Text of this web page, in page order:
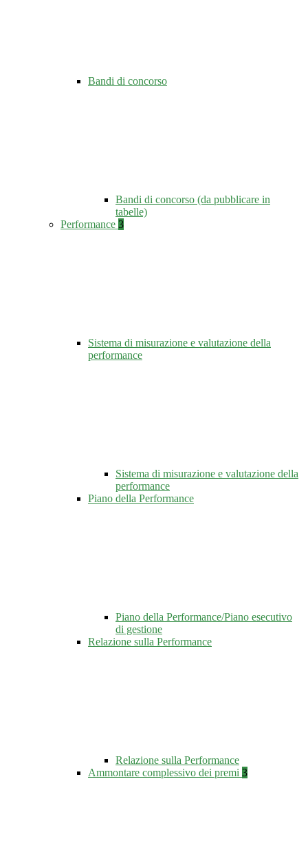
Bandi di concorso
Bandi di concorso (da pubblicare in
tabelle)
Performance 3
Sistema di misurazione e valutazione della
performance
Sistema di misurazione e valutazione della
performance
Piano della Performance
Piano della Performance/Piano esecutivo
di gestione
Relazione sulla Performance
Relazione sulla Performance
Ammontare complessivo dei premi 3